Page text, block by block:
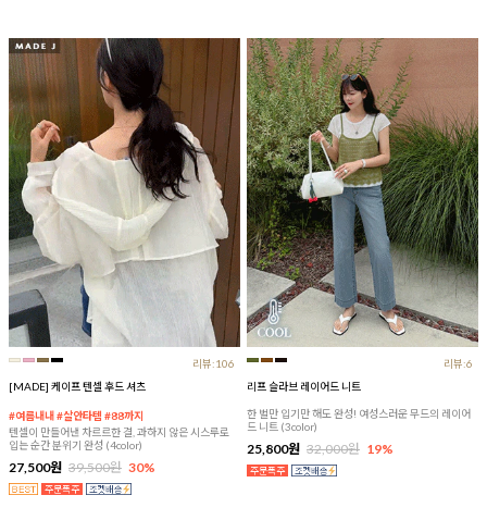
리뷰:106
[MADE] 케이프 텐셀 후드 셔츠
#여름내내 #살안타템 #88까지
텐셀이 만들어낸 차르르한 결, 과하지 않은 시스루로
입는 순간 분위기 완성 (4color)
27,500원 39,500원 30%
리뷰:6
리프 슬라브 레이어드 니트
한 벌만 입기만 해도 완성! 여성스러운 무드의 레이어
드 니트 (3color)
25,800원 32,000원 19%